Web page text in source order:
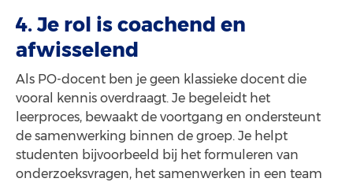
4. Je rol is coachend en
afwisselend
Als PO-docent ben je geen klassieke docent die
vooral kennis overdraagt. Je begeleidt het
leerproces, bewaakt de voortgang en ondersteunt
de samenwerking binnen de groep. Je helpt
studenten bijvoorbeeld bij het formuleren van
onderzoeksvragen, het samenwerken in een team